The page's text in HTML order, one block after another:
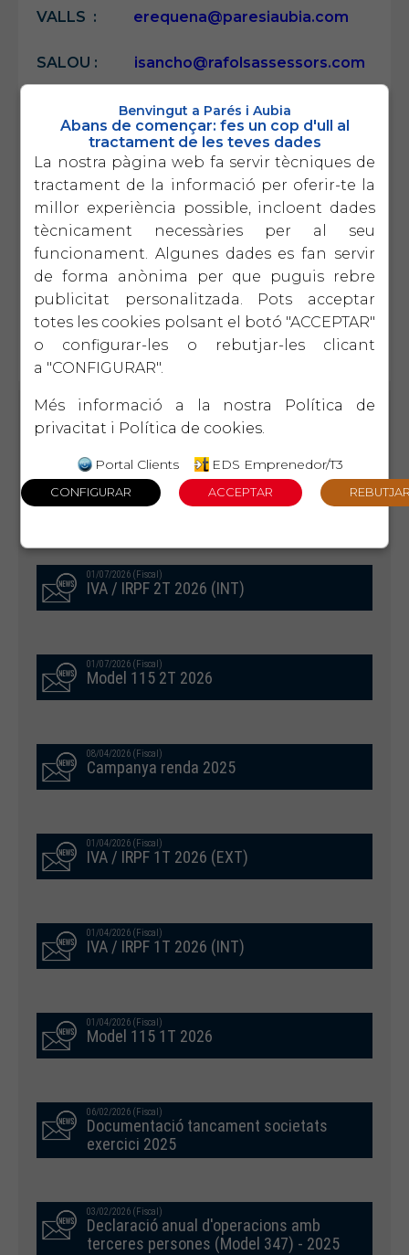
VALLS : erequena@paresiaubia.com
SALOU : isancho@rafolsassessors.com
Si no podeu enviar-la per mail, poseu-vos
en contacte amb nosaltres per acordar i
coordinar vies alternatives.
Gràcies,
Departament Fiscal
CIRCULARS RELACIONADES
01/07/2026 (Fiscal)
IVA / IRPF 2T 2026 (EXT)
01/07/2026 (Fiscal)
IVA / IRPF 2T 2026 (INT)
01/07/2026 (Fiscal)
Model 115 2T 2026
08/04/2026 (Fiscal)
Campanya renda 2025
01/04/2026 (Fiscal)
IVA / IRPF 1T 2026 (EXT)
01/04/2026 (Fiscal)
IVA / IRPF 1T 2026 (INT)
01/04/2026 (Fiscal)
Model 115 1T 2026
06/02/2026 (Fiscal)
Documentació tancament societats
exercici 2025
03/02/2026 (Fiscal)
Declaració anual d'operacions amb
terceres persones (Model 347) - 2025
Benvingut a Parés i Aubia
Abans de començar: fes un cop d'ull al
tractament de les teves dades
La nostra pàgina web fa servir tècniques de
tractament de la informació per oferir-te la
millor experiència possible, incloent dades
tècnicament necessàries per al seu
funcionament. Algunes dades es fan servir
de forma anònima per que puguis rebre
publicitat personalitzada. Pots acceptar
totes les cookies polsant el botó "ACCEPTAR"
o configurar-les o rebutjar-les clicant
a "CONFIGURAR".
Més informació a la nostra
Política de
privacitat i Política de cookies.
Portal Clients EDS Emprenedor/T3